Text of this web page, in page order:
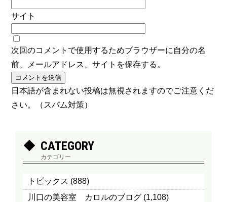
サイト
次回のコメントで使用するためブラウザーに自分の名
前、メールアドレス、サイトを保存する。
日本語が含まれない投稿は無視されますのでご注意くだ
さい。（スパム対策）
CATEGORY
カテゴリー
トピックス (888)
川口の美容室 カロルのブログ (1,108)